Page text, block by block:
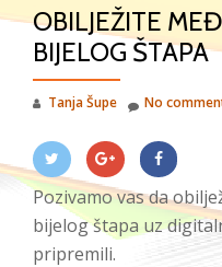
OBILJEŽITE
BIJELOG ŠTAPA
Tanja Šupe No
Pozivamo vas da
bijelog štapa uz
pripremili.